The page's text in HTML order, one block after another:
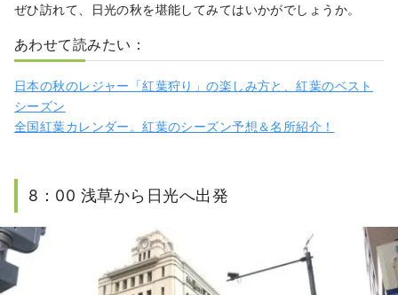
ぜひ訪れて、日光の秋を堪能してみてはいかがでしょうか。
あわせて読みたい：
日本の秋のレジャー「紅葉狩り」の楽しみ方と、紅葉のベスト
シーズン
全国紅葉カレンダー。紅葉のシーズン予想＆名所紹介！
8：00 浅草から日光へ出発